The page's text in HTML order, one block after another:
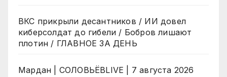
ВКС прикрыли десантников / ИИ довел
киберсолдат до гибели / Бобров лишают
плотин / ГЛАВНОЕ ЗА ДЕНЬ
Мардан | СОЛОВЬЁВLIVE | 7 августа 2026